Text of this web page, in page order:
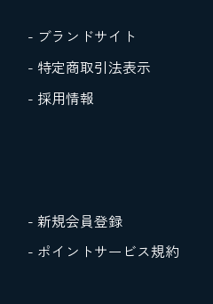
- ブランドサイト
- 特定商取引法表示
- 採用情報
- 新規会員登録
- ポイントサービス規約